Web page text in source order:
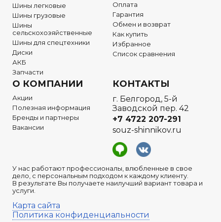
Шины легковые
Шины грузовые
Шины
сельскохозяйственные
Шины для спецтехники
Диски
АКБ
Запчасти
Оплата
Гарантия
Обмен и возврат
Как купить
Избранное
Список сравнения
О КОМПАНИИ
Акции
Полезная информация
Бренды и партнеры
Вакансии
У нас работают профессионалы, влюбленные в свое
дело, с персональным подходом к каждому клиенту.
В результате Вы получаете наилучший вариант товара и
услуги.
Карта сайта
Политика конфиденциальности
КОНТАКТЫ
г. Белгород, 5-й
Заводской пер. 42
+7 4722 207-291
souz-shinnikov.ru